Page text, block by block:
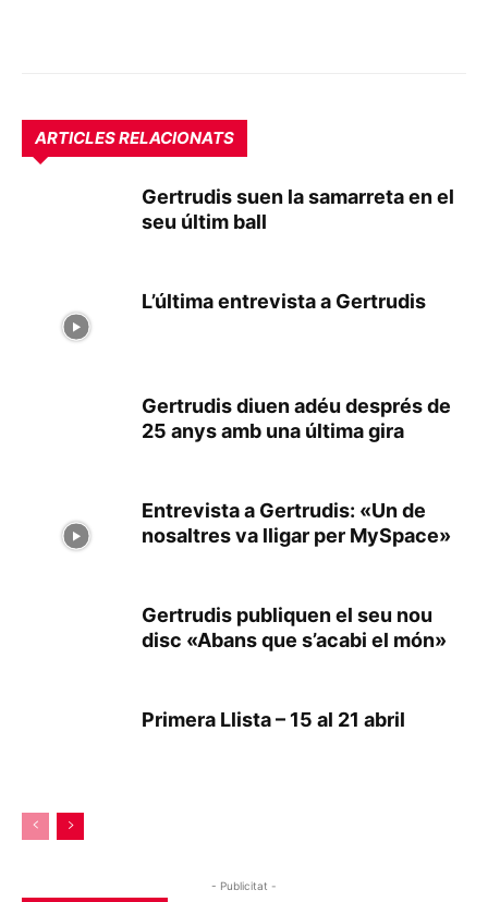
ARTICLES RELACIONATS
Gertrudis suen la samarreta en el
seu últim ball
L’última entrevista a Gertrudis
Gertrudis diuen adéu després de
25 anys amb una última gira
Entrevista a Gertrudis: «Un de
nosaltres va lligar per MySpace»
Gertrudis publiquen el seu nou
disc «Abans que s’acabi el món»
Primera Llista – 15 al 21 abril
- Publicitat -